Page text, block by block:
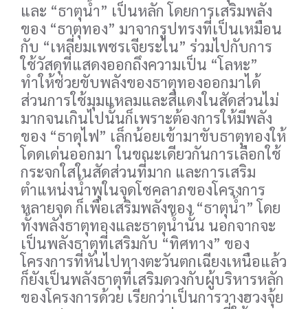
และ “ธาตุน้ำ” เป็นหลัก โดยการเสริมพลัง
ของ “ธาตุทอง” มาจากรูปทรงที่เป็นเหมือน
กับ “เหลี่ยมเพชรเจียระไน” ร่วมไปกับการ
ใช้วัสดุที่แสดงออกถึงความเป็น “โลหะ”
ทำให้ช่วยขับพลังของธาตุทองออกมาได้
ส่วนการใช้มุมแหลมและสีแดงในสัดส่วนไม่
มากจนเกินไปนั้นก็เพราะต้องการให้มีพลัง
ของ “ธาตุไฟ” เล็กน้อยเข้ามาขับธาตุทองให้
โดดเด่นออกมา ในขณะเดียวกันการเลือกใช้
กระจกใสในสัดส่วนที่มาก และการเสริม
ตำแหน่งน้ำพุในจุดโชคลาภของโครงการ
หลายจุด ก็เพื่อเสริมพลังของ “ธาตุน้ำ” โดย
ทั้งพลังธาตุทองและธาตุน้ำนั้น นอกจากจะ
เป็นพลังธาตุที่เสริมกับ “ทิศทาง” ของ
โครงการที่หันไปทางตะวันตกเฉียงเหนือแล้ว
ก็ยังเป็นพลังธาตุที่เสริมดวงกับผู้บริหารหลัก
ของโครงการด้วย เรียกว่าเป็นการวางฮวงจุ้ย